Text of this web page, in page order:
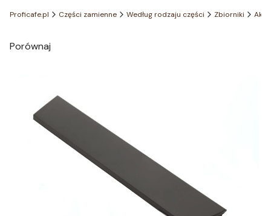
Proficafe.pl Części zamienne Według rodzaju części Zbiorniki
Porównaj